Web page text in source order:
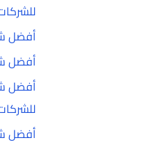
أفضل
أفضل
أفضل
أفضل